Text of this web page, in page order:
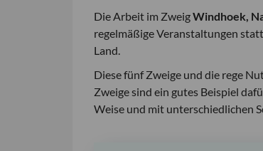
Die Arbeit im ZweigWindhoek,
regelmäßige Veranstaltungen
Land.
Diese fünf Zweige und die rege
Zweige sind ein gutes Beispiel
Weise und mit unterschiedlichen